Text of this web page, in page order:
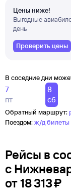
Цены ниже!
Выгодные
день
Проверить цены
В соседние дни
7
пт
8
сб
Обратный маршрут:
Поездом:ж/д билеты
Рейсы в
с
от18 ⁠313 ⁠₽